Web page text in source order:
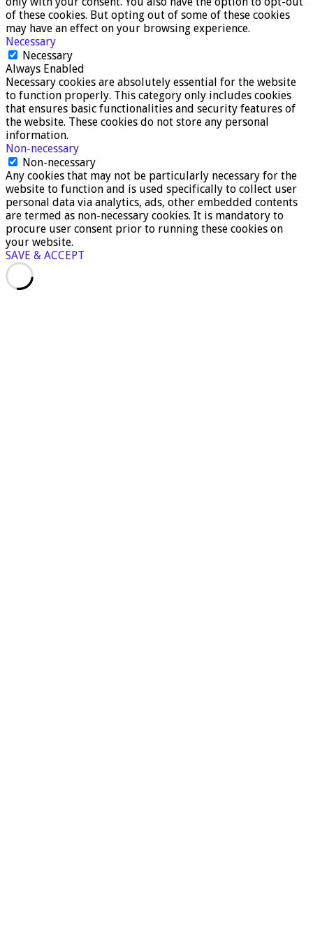
of these cookies. But opting out of some of these cookies
may have an effect on your browsing experience.
Necessary
Necessary
Always Enabled
Necessary cookies are absolutely essential for the website
to function properly. This category only includes cookies
that ensures basic functionalities and security features of
the website. These cookies do not store any personal
information.
Non-necessary
Non-necessary
Any cookies that may not be particularly necessary for the
website to function and is used specifically to collect user
personal data via analytics, ads, other embedded contents
are termed as non-necessary cookies. It is mandatory to
procure user consent prior to running these cookies on
your website.
SAVE & ACCEPT